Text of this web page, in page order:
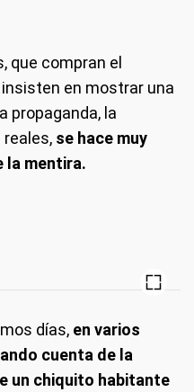
que compran el
en mostrar una
propaganda, la
se hace muy
la mentira.
días, en varios
cuenta de la
un chiquito habitante